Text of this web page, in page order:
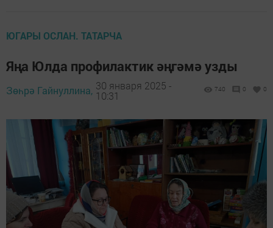
ЮГАРЫ ОСЛАН. ТАТАРЧА
Яңа Юлда профилактик әңгәмә узды
Зөһрә Гайнуллина, 30 января 2025 -
10:31
740 0 0